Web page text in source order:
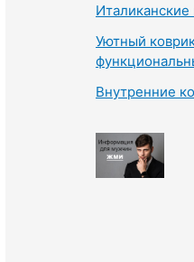
Италиканские
Уютный
Внутренние